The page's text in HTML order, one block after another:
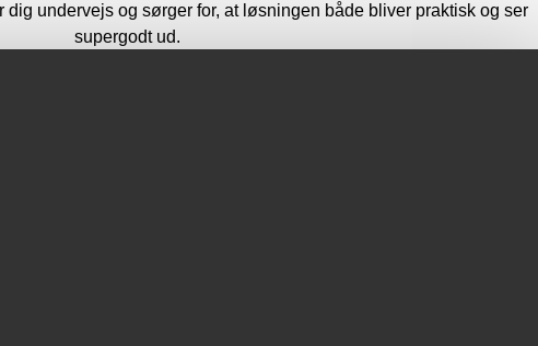
undervejs og sørger for, at løsningen både bliver praktisk og ser
supergodt ud.